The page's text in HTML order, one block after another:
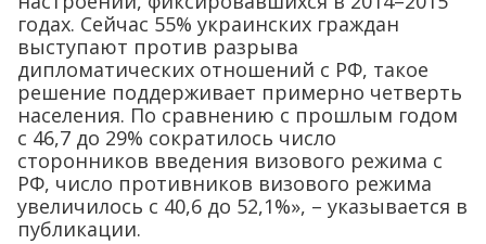
годах. Сейчас 55% украинских граждан
выступают против разрыва
дипломатических отношений с РФ, такое
решение поддерживает примерно четверть
населения. По сравнению с прошлым годом
с 46,7 до 29% сократилось число
сторонников введения визового режима с
РФ, число противников визового режима
увеличилось с 40,6 до 52,1%», – указывается в
публикации.